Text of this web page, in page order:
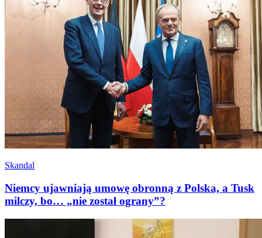
Skandal
Niemcy ujawniają umowę obronną z Polska, a Tusk
milczy, bo… „nie został ograny”?